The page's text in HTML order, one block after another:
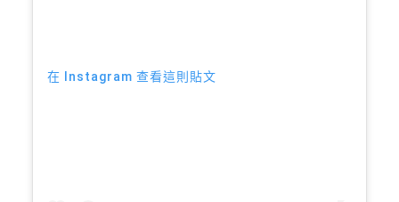
在 Instagram 查看這則貼文